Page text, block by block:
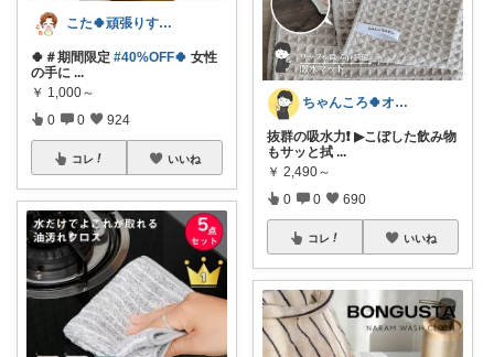
こた🍀頑張りすぎない主婦
🍀＃期間限定 #40%OFF🍀 女性
の手に ...
￥ 1,000～
0 0 924
コレ いいね
ちゃんころ🍀オリ写/インテリア/キッズ
抜群の吸水力❗ ▶こぼした飲み物
もサッと拭 ...
￥ 2,490～
0 0 690
コレ いいね